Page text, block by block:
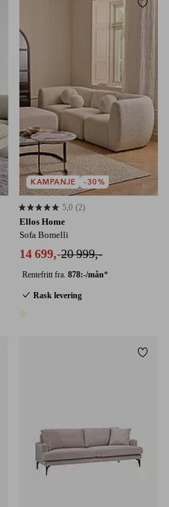
til favoritter
Ellos Home
Sofa Bomelli
14 699,-20 999,-
Rentefritt fra. 878:-/mån*
Rask levering
5,0 basert på 2 karaktergivninger
5,0 (2)
KAMPANJE -30%
til favoritter